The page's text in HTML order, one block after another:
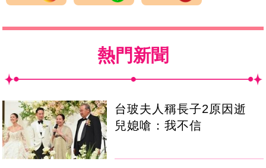
熱門新聞
台玻夫人稱長子2原因逝
兒媳嗆：我不信